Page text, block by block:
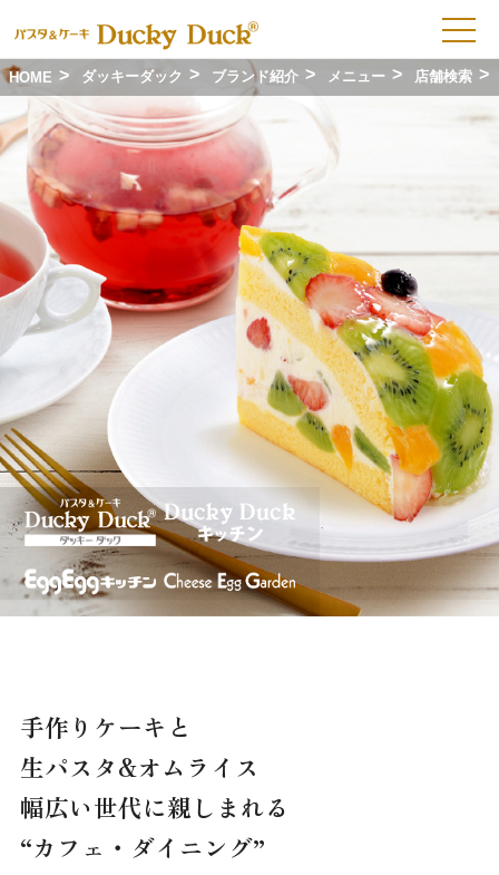
へ
ッ
プ
HOME ダッキーダック ブランド紹介 メニュー 店舗検索
手作りケーキと
生パスタ&オムライス
幅広い世代に親しまれる
“カフェ・ダイニング”